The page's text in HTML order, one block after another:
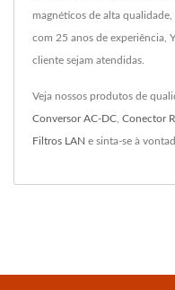
magnéticos de alta
com 25 anos de experiência,
cliente sejam atendidas.
Veja nossos produtos de
Conversor AC-DC Conector
Filtros LAN e sinta-se à